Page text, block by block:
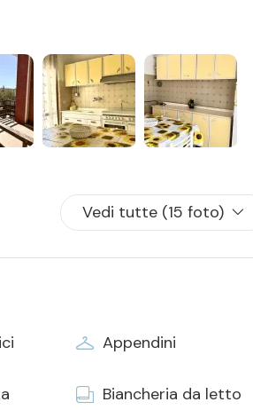
letto presenti in casa
Vedi tutte (15 foto)
Appendini
Biancheria da letto